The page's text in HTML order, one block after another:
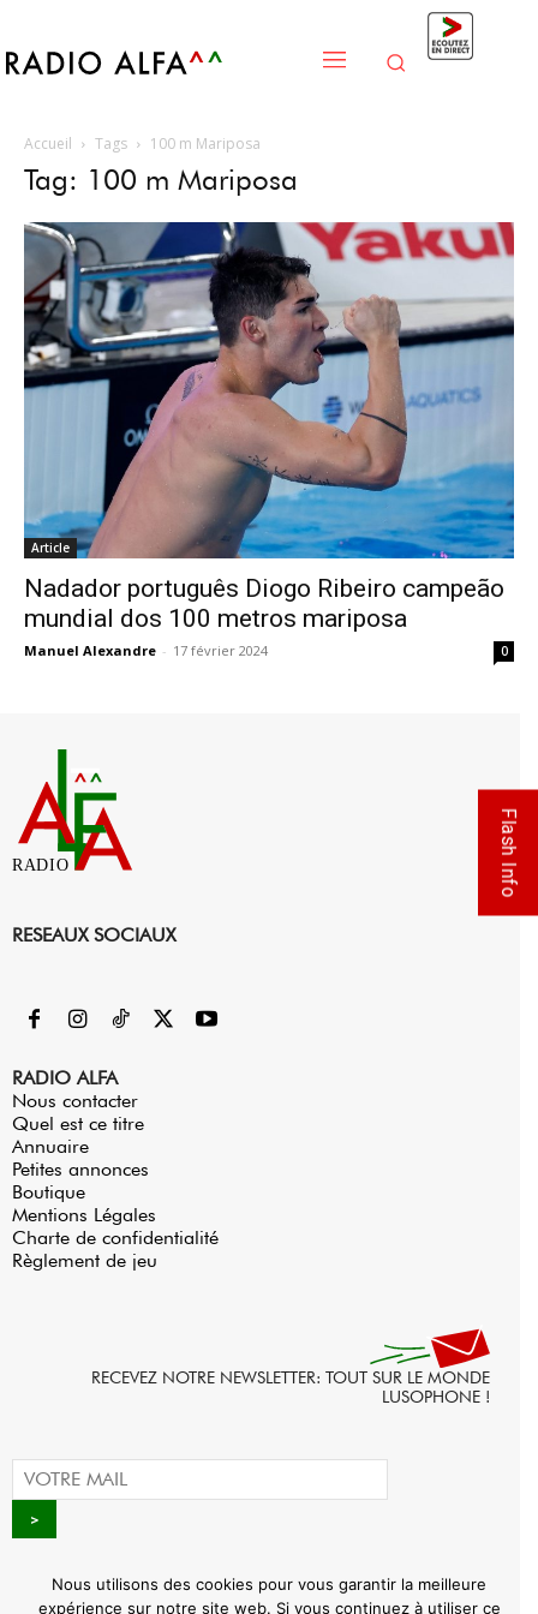
Accueil Tags 100 m Mariposa
Tag: 100 m Mariposa
Article
Nadador português Diogo Ribeiro campeão
mundial dos 100 metros mariposa
Manuel Alexandre - 17 février 2024 0
RADIO
RESEAUX SOCIAUX
RADIO ALFA
Nous contacter
Quel est ce titre
Annuaire
Petites annonces
Boutique
Mentions Légales
Charte de confidentialité
Règlement de jeu
RECEVEZ NOTRE NEWSLETTER: TOUT SUR LE MONDE
LUSOPHONE !
Flash Info
Nous utilisons des cookies pour vous garantir la meilleure
expérience sur notre site web. Si vous continuez à utiliser ce